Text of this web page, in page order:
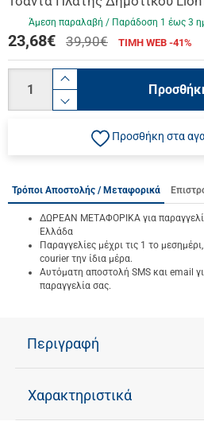
Άμεση παραλαβή / Παράδoση 1 έως 3
23,68€ 39,90€ ΤΙΜΗ WEB -41%
Προσθήκη στα
Τρόποι Αποστολής / Μεταφορικά
ΔΩΡΕΑΝ ΜΕΤΑΦΟΡΙΚΑ για
Ελλάδα
Παραγγελίες μέχρι τις 1 το
courier την ίδια μέρα.
Αυτόματη αποστολή SMS και email
παραγγελία σας.
Περιγραφή
Χαρακτηριστικά